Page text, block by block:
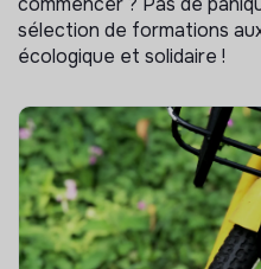
sélection de formations
écologique et solidaire !